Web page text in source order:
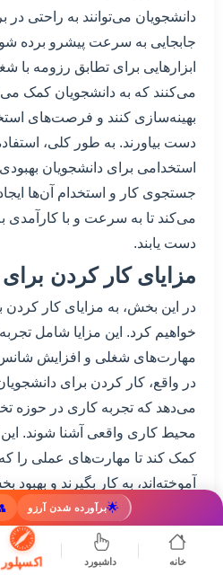
🌟برآورده شدن آرزو
خانه داشبورد اکسپلور
دانشجویان می‌توانند به راحتی در
جابجایی به سرعت پیشرو برده
ابزارهایی برای تطابق رزومه با
می‌کنند که به دانشجویان کمک
بهینه‌سازی کنند و فرصت‌های
دست بیاورند. به طور کلی،
استخدامی برای دانشجویان
جستجوی کار و استخدام آن‌ها
می‌کند تا به سرعت و با
دست یابند.
مزایای کار کردن
در این بخش، به مزایای کار کردن
خواهیم کرد. این مزایا شامل
مهارت‌های شغلی و افزایش
در واقع، کار کردن برای
می‌دهد که تجربه کاری در حوزه
محیط کاری واقعی آشنا شوند. این
کمک کند تا مهارت‌های عملی را
آموخته‌اند، به کار بگیرند و
بیشتر از محیط تحصیلی، فرصتی
ارتباطی، مدیریت زمان و حل
علاوه بر این، درآمد مالی کسب